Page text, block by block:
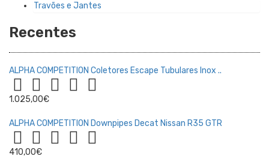
Travões e Jantes
Recentes
ALPHA COMPETITION Coletores Escape Tubulares Inox ..
1.025,00€
ALPHA COMPETITION Downpipes Decat Nissan R35 GTR
410,00€